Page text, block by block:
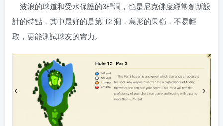
波浪的球道和受水保護的3桿洞，也是尼克佛度經常創新設
計的特點，其中最好的是第 12 洞，島形的果嶺，不易輕
取，更能測試球友的實力。